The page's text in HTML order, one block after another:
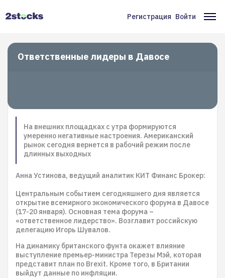
Меню
учётной
записи
Регистрация Войти
Ответственные лидеры в Давосе
На внешних площадках с утра формируются
умеренно негативные настроения. Американский
рынок сегодня вернется в рабочий режим после
длинных выходных
Анна Устинова, ведущий аналитик КИТ Финанс Брокер:
Центральным событием сегодняшнего дня является
открытие всемирного экономического форума в Давосе
(17-20 января). Основная тема форума –
«ответственное лидерство». Возглавит российскую
делегацию Игорь Шувалов.
На динамику британского фунта окажет влияние
выступление премьер-министра Терезы Мэй, которая
представит план по Brexit. Кроме того, в Британии
выйдут данные по инфляции.